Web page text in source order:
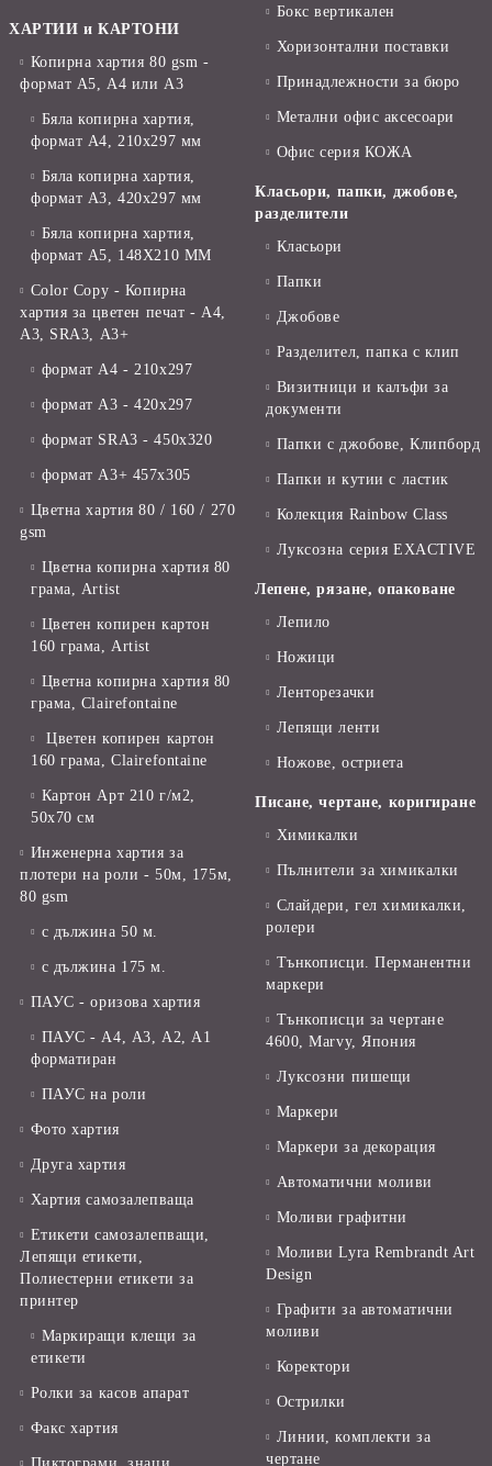
ХАРТИИ и КАРТОНИ
Копирна хартия 80 gsm -
формат А5, А4 или А3
Бяла копирна хартия,
формат А4, 210x297 мм
Бяла копирна хартия,
формат А3, 420x297 мм
Бяла копирна хартия,
формат А5, 148X210 ММ
Color Copy - Копирна
хартия за цветен печат - А4,
А3, SRA3, А3+
формат А4 - 210x297
формат А3 - 420x297
формат SRA3 - 450x320
формат А3+ 457x305
Цветна хартия 80 / 160 / 270
gsm
Цветна копирна хартия 80
грама, Artist
Цветен копирен картон
160 грама, Artist
Цветна копирна хартия 80
грама, Clairefontaine
Цветен копирен картон
160 грама, Clairefontaine
Картон Арт 210 г/м2,
50х70 см
Инженерна хартия за
плотери на роли - 50м, 175м,
80 gsm
с дължина 50 м.
с дължина 175 м.
ПАУС - оризова хартия
ПАУС - А4, А3, А2, А1
форматиран
ПАУС на роли
Фото хартия
Друга хартия
Хартия самозалепваща
Етикети самозалепващи,
Лепящи етикети,
Полиестерни етикети за
принтер
Маркиращи клещи за
етикети
Ролки за касов апарат
Факс хартия
Пиктограми, знаци
Бокс вертикален
Хоризонтални поставки
Принадлежности за бюро
Метални офис аксесоари
Офис серия КОЖА
Класьори, папки, джобове,
разделители
Класьори
Папки
Джобове
Разделител, папка с клип
Визитници и калъфи за
документи
Папки с джобове, Клипборд
Папки и кутии с ластик
Колекция Rainbow Class
Луксозна серия EXACTIVE
Лепене, рязане, опаковане
Лепило
Ножици
Ленторезачки
Лепящи ленти
Ножове, остриета
Писане, чертане, коригиране
Химикалки
Пълнители за химикалки
Слайдери, гел химикалки,
ролери
Тънкописци. Перманентни
маркери
Тънкописци за чертане
4600, Marvy, Япония
Луксозни пишещи
Маркери
Маркери за декорация
Автоматични моливи
Моливи графитни
Моливи Lyra Rembrandt Art
Design
Графити за автоматични
моливи
Коректори
Острилки
Линии, комплекти за
чертане